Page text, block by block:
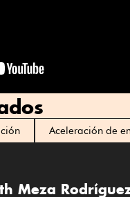
Aceleración de
Meza